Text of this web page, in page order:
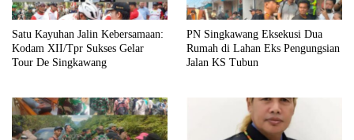
Satu Kayuhan Jalin Kebersamaan:
Kodam XII/Tpr Sukses Gelar
Tour De Singkawang
PN Singkawang Eksekusi Dua
Rumah di Lahan Eks Pengungsian
Jalan KS Tubun